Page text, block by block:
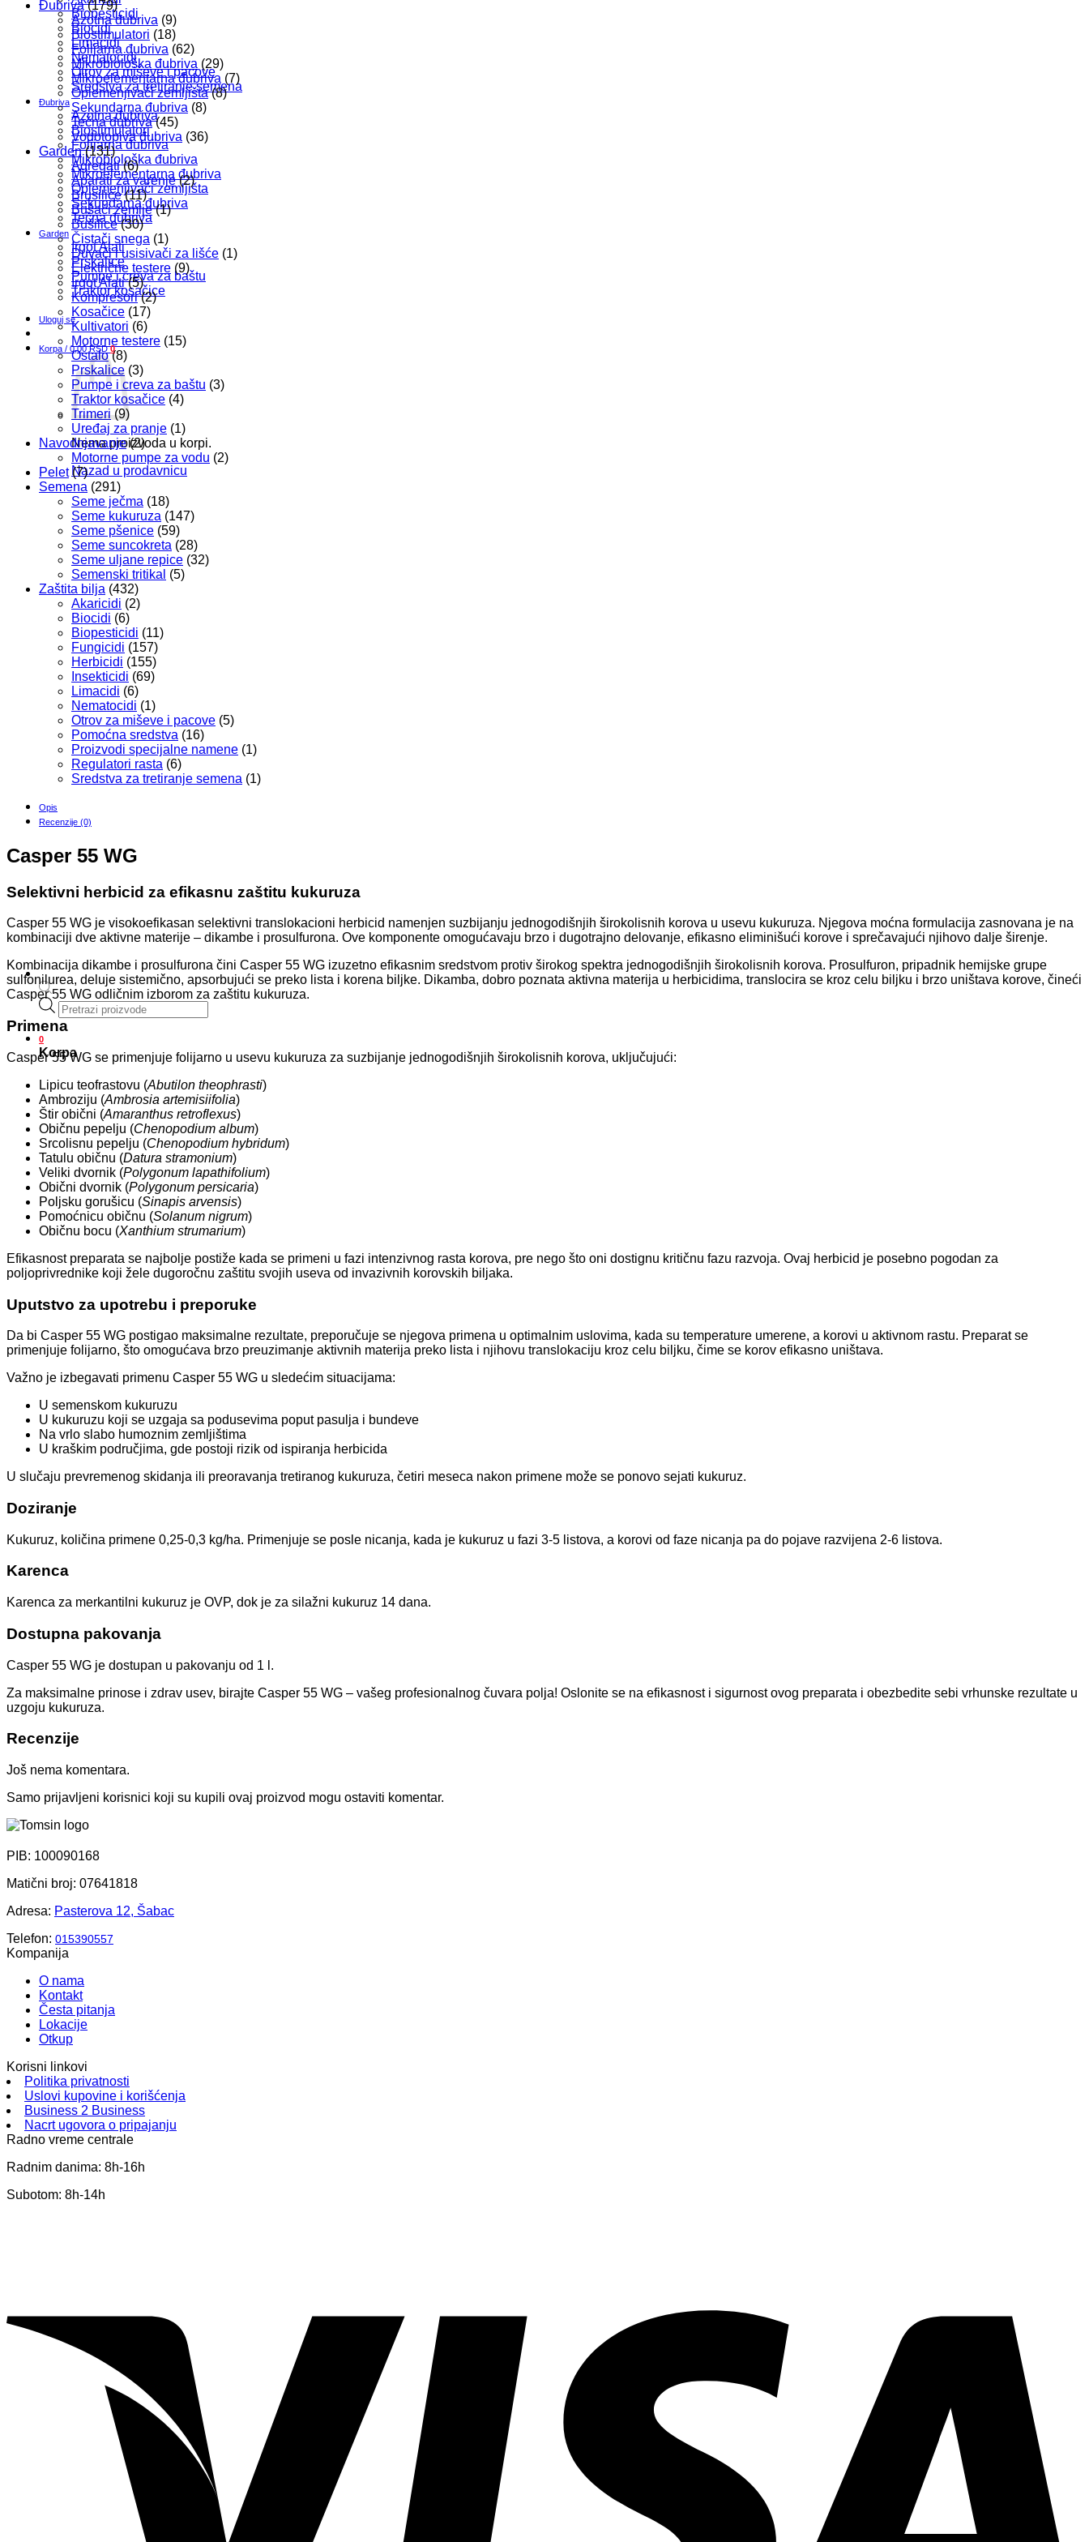
Biopesticidi
Biocidi
Limacidi
Nematocidi
Otrov za miševe i pacove
Sredstva za tretiranje semena
Đubriva
Azotna đubriva
Biostimulatori
Folijarna đubriva
Mikrobiološka đubriva
Mikroelementarna đubriva
Oplemenjivači zemljišta
Sekundarna đubriva
Tečna đubriva
Garden
Irgot Alati
Prskalice
Pumpe i creva za baštu
Traktor kosačice
Uloguj se
Korpa / 0,00RSD 0
Nema proizvoda u korpi.
Nazad u prodavnicu
Products
search
0
Korpa
Đubriva (179)
Azotna đubriva (9)
Biostimulatori (18)
Folijarna đubriva (62)
Mikrobiološka đubriva (29)
Mikroelementarna đubriva (7)
Oplemenjivači zemljišta (8)
Sekundarna đubriva (8)
Tečna đubriva (45)
Vodotopiva đubriva (36)
Garden (131)
Agregati (6)
Aparati za varenje (2)
Brusilice (11)
Bušači zemlje (1)
Bušilice (30)
Čistači snega (1)
Duvači i usisivači za lišće (1)
Električne testere (9)
Irgot Alati (5)
Kompresori (2)
Kosačice (17)
Kultivatori (6)
Motorne testere (15)
Ostalo (8)
Prskalice (3)
Pumpe i creva za baštu (3)
Traktor kosačice (4)
Trimeri (9)
Uređaj za pranje (1)
Navodnjavanje (2)
Motorne pumpe za vodu (2)
Pelet (7)
Semena (291)
Seme ječma (18)
Seme kukuruza (147)
Seme pšenice (59)
Seme suncokreta (28)
Seme uljane repice (32)
Semenski tritikal (5)
Zaštita bilja (432)
Akaricidi (2)
Biocidi (6)
Biopesticidi (11)
Fungicidi (157)
Herbicidi (155)
Insekticidi (69)
Limacidi (6)
Nematocidi (1)
Otrov za miševe i pacove (5)
Pomoćna sredstva (16)
Proizvodi specijalne namene (1)
Regulatori rasta (6)
Sredstva za tretiranje semena (1)
Opis
Recenzije (0)
Casper 55 WG
Selektivni herbicid za efikasnu zaštitu kukuruza
Casper 55 WG je visokoefikasan selektivni translokacioni herbicid namenjen suzbijanju jednogodišnjih širokolisnih korova u usevu kukuruza. Njegova moćna formulacija zasnovana je na
kombinaciji dve aktivne materije – dikambe i prosulfurona. Ove komponente omogućavaju brzo i dugotrajno delovanje, efikasno eliminišući korove i sprečavajući njihovo dalje širenje.
Kombinacija dikambe i prosulfurona čini Casper 55 WG izuzetno efikasnim sredstvom protiv širokog spektra jednogodišnjih širokolisnih korova. Prosulfuron, pripadnik hemijske grupe
sulfonilurea, deluje sistemično, apsorbujući se preko lista i korena biljke. Dikamba, dobro poznata aktivna materija u herbicidima, translocira se kroz celu biljku i brzo uništava korove, čineći
Casper 55 WG odličnim izborom za zaštitu kukuruza.
Primena
Casper 55 WG se primenjuje folijarno u usevu kukuruza za suzbijanje jednogodišnjih širokolisnih korova, uključujući:
Lipicu teofrastovu (Abutilon theophrasti)
Ambroziju (Ambrosia artemisiifolia)
Štir obični (Amaranthus retroflexus)
Običnu pepelju (Chenopodium album)
Srcolisnu pepelju (Chenopodium hybridum)
Tatulu običnu (Datura stramonium)
Veliki dvornik (Polygonum lapathifolium)
Obični dvornik (Polygonum persicaria)
Poljsku gorušicu (Sinapis arvensis)
Pomoćnicu običnu (Solanum nigrum)
Običnu bocu (Xanthium strumarium)
Efikasnost preparata se najbolje postiže kada se primeni u fazi intenzivnog rasta korova, pre nego što oni dostignu kritičnu fazu razvoja. Ovaj herbicid je posebno pogodan za
poljoprivrednike koji žele dugoročnu zaštitu svojih useva od invazivnih korovskih biljaka.
Uputstvo za upotrebu i preporuke
Da bi Casper 55 WG postigao maksimalne rezultate, preporučuje se njegova primena u optimalnim uslovima, kada su temperature umerene, a korovi u aktivnom rastu. Preparat se
primenjuje folijarno, što omogućava brzo preuzimanje aktivnih materija preko lista i njihovu translokaciju kroz celu biljku, čime se korov efikasno uništava.
Važno je izbegavati primenu Casper 55 WG u sledećim situacijama:
U semenskom kukuruzu
U kukuruzu koji se uzgaja sa podusevima poput pasulja i bundeve
Na vrlo slabo humoznim zemljištima
U kraškim područjima, gde postoji rizik od ispiranja herbicida
U slučaju prevremenog skidanja ili preoravanja tretiranog kukuruza, četiri meseca nakon primene može se ponovo sejati kukuruz.
Doziranje
Kukuruz, količina primene 0,25-0,3 kg/ha. Primenjuje se posle nicanja, kada je kukuruz u fazi 3-5 listova, a korovi od faze nicanja pa do pojave razvijena 2-6 listova.
Karenca
Karenca za merkantilni kukuruz je OVP, dok je za silažni kukuruz 14 dana.
Dostupna pakovanja
Casper 55 WG je dostupan u pakovanju od 1 l.
Za maksimalne prinose i zdrav usev, birajte Casper 55 WG – vašeg profesionalnog čuvara polja! Oslonite se na efikasnost i sigurnost ovog preparata i obezbedite sebi vrhunske rezultate u
uzgoju kukuruza.
Recenzije
Još nema komentara.
Samo prijavljeni korisnici koji su kupili ovaj proizvod mogu ostaviti komentar.
PIB: 100090168
Matični broj: 07641818
Adresa: Pasterova 12, Šabac
Telefon: 015390557
Kompanija
O nama
Kontakt
Česta pitanja
Lokacije
Otkup
Korisni linkovi
Politika privatnosti
Uslovi kupovine i korišćenja
Business 2 Business
Nacrt ugovora o pripajanju
Radno vreme centrale
Radnim danima: 8h-16h
Subotom: 8h-14h